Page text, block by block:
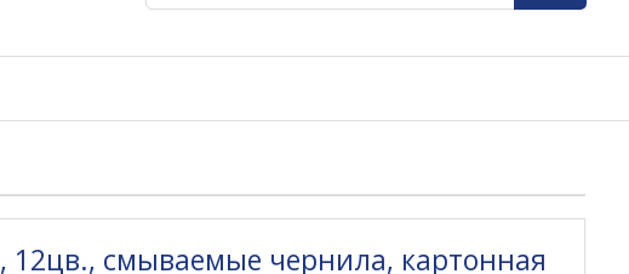
12цв., смываемые чернила, картонная